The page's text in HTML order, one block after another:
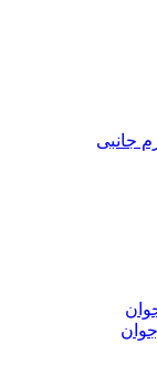
جانبی